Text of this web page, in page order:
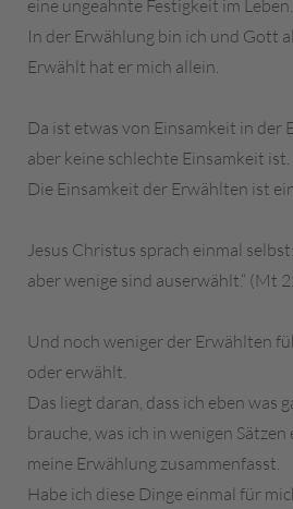
eine ungeahnte Festigkeit im Leben.
In der Erwählung bin ich und Gott
Erwählt hat er mich allein.
Da ist etwas von Einsamkeit in der
aber keine schlechte Einsamkeit ist.
Die Einsamkeit der Erwählten ist
Jesus Christus sprach einmal
aber wenige sind auserwählt.“ (Mt
Und noch weniger der Erwählten
oder erwählt.
Das liegt daran, dass ich eben was
brauche, was ich in wenigen Sätzen
meine Erwählung zusammenfasst.
Habe ich diese Dinge einmal für